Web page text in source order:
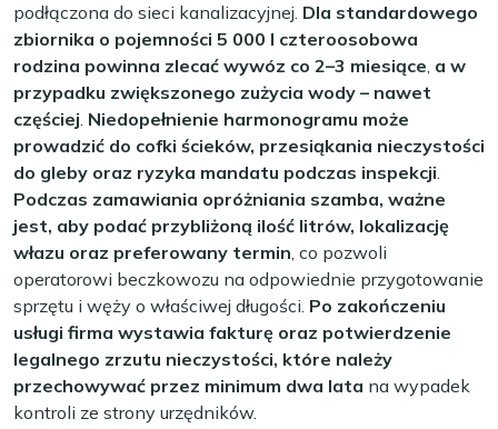
podłączona do sieci kanalizacyjnej. Dla standardowego
zbiornika o pojemności 5 000 l czteroosobowa
rodzina powinna zlecać wywóz co 2–3 miesiące, a w
przypadku zwiększonego zużycia wody – nawet
częściej. Niedopełnienie harmonogramu może
prowadzić do cofki ścieków, przesiąkania nieczystości
do gleby oraz ryzyka mandatu podczas inspekcji.
Podczas zamawiania opróżniania szamba, ważne
jest, aby podać przybliżoną ilość litrów, lokalizację
włazu oraz preferowany termin, co pozwoli
operatorowi beczkowozu na odpowiednie przygotowanie
sprzętu i węży o właściwej długości. Po zakończeniu
usługi firma wystawia fakturę oraz potwierdzenie
legalnego zrzutu nieczystości, które należy
przechowywać przez minimum dwa lata na wypadek
kontroli ze strony urzędników.